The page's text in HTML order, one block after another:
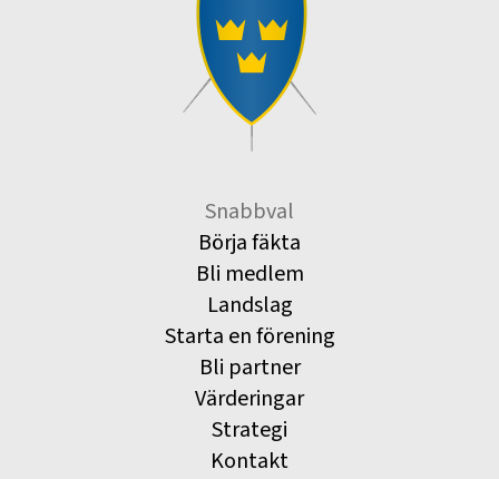
Snabbval
Börja fäkta
Bli medlem
Landslag
Starta en förening
Bli partner
Värderingar
Strategi
Kontakt